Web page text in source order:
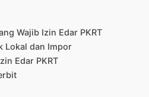
Wajib Izin Edar PKRT
Lokal dan Impor
Edar PKRT